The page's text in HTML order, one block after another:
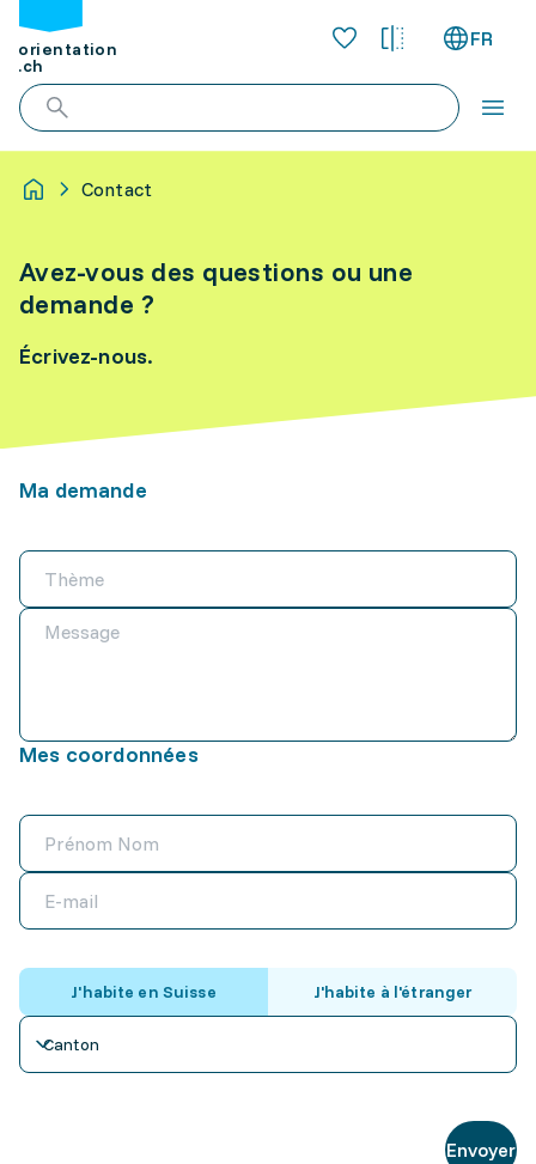
orientation
.ch
FR
Contact
Avez-vous des questions ou une
demande ?
Écrivez-nous.
Ma demande
Mes coordonnées
J'habite en Suisse J'habite à l'étranger
Canton
Envoyer